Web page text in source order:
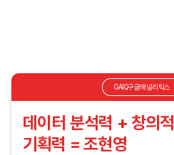
GAIQ구글애널리틱스
데이터 분석력 + 창의적
기획력 = 조현영